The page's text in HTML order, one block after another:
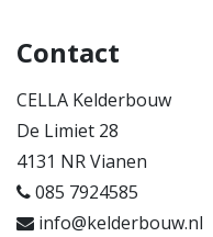
Contact
CELLA Kelderbouw
De Limiet 28
4131 NR Vianen
085 7924585
info@kelderbouw.nl